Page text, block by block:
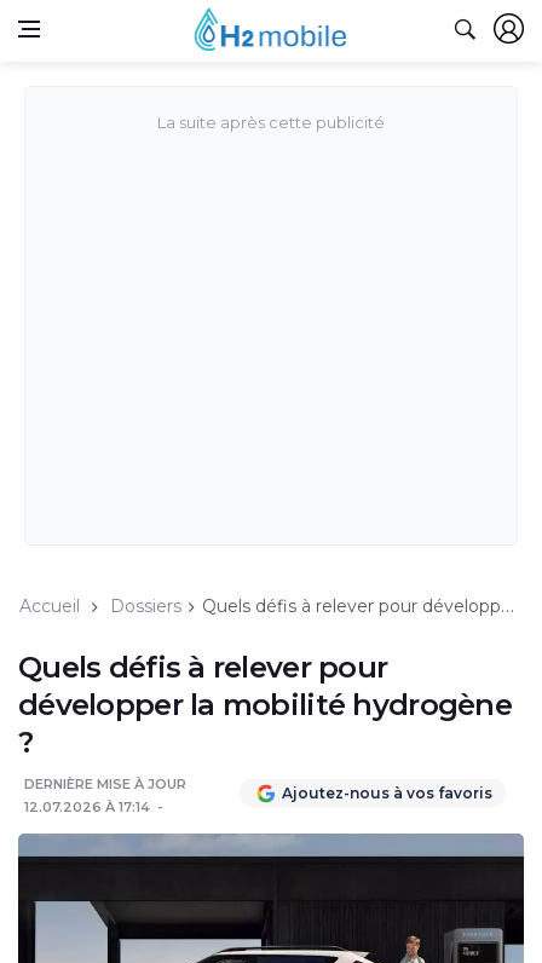
Accueil Dossiers Quels défis à relever pour développer la mobilité hydrogène ?
Quels défis à relever pour
développer la mobilité hydrogène
?
DERNIÈRE MISE À JOUR
12.07.2026 À 17:14
Ajoutez-nous à vos favoris